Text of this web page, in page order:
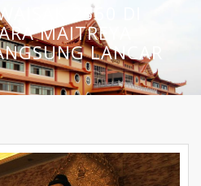
2560 DI
MAITREYA
LANCAR